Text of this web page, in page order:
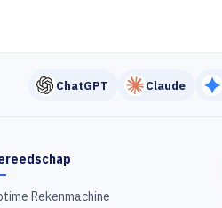
ChatGPT Claude
Rekenmachine